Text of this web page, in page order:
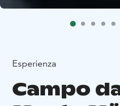
Esperienza
Campo